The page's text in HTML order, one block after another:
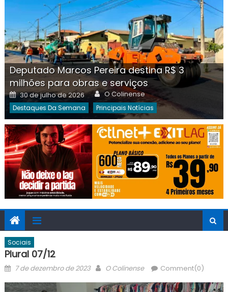
Deputado Marcos Pereira destina R$ 3
milhões para obras e serviços
Posted
on
30 de julho de 2026 Author
O Colinense
Destaques Da Semana Principais Notícias
Sociais
Plural 07/12
Posted
7 de dezembro de 2023 Author
O Colinense Comment(0)